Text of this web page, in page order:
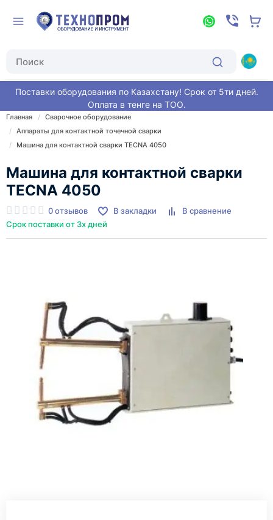
Поставки оборудования по Казахстану! Срок от 5ти дней.
Оплата в тенге на ТОО.
Главная
Сварочное оборудование
Аппараты для контактной точечной сварки
Машина для контактной сварки TECNA 4050
Машина для контактной сварки
TECNA 4050
0 отзывов В закладки
В сравнение
Срок поставки от 3х дней